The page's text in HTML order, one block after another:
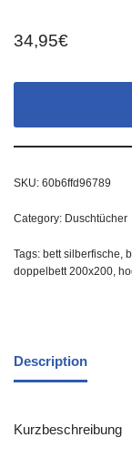
34,95€
SKU: 60b6ffd96789
Category: Duschtücher
Tags: bett silberfische
doppelbett 200x200
Description
Kurzbeschreibung